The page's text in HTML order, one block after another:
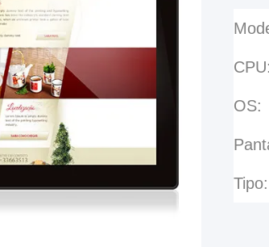
CPU:
OS:
Tipo: